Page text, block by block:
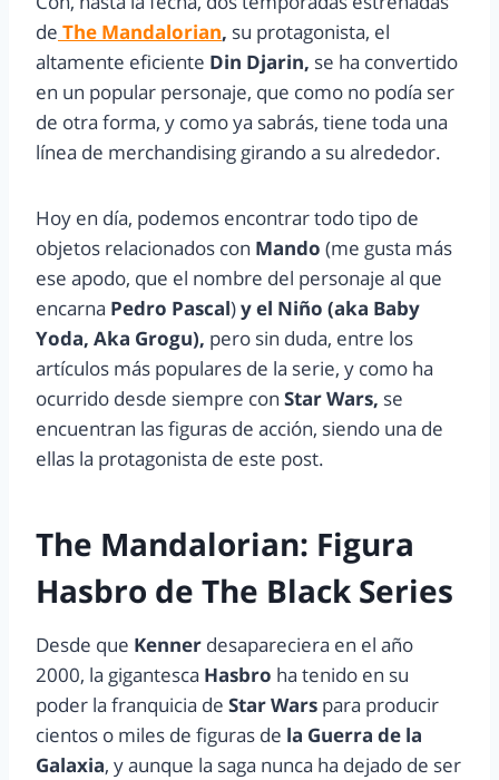
de The Mandalorian, su protagonista, el
altamente eficiente Din Djarin, se ha convertido
en un popular personaje, que como no podía ser
de otra forma, y como ya sabrás, tiene toda una
línea de merchandising girando a su alrededor.
Hoy en día, podemos encontrar todo tipo de
objetos relacionados con Mando (me gusta más
ese apodo, que el nombre del personaje al que
encarna Pedro Pascal)y el Niño (aka Baby
Yoda, Aka Grogu), pero sin duda, entre los
artículos más populares de la serie, y como ha
ocurrido desde siempre con Star Wars, se
encuentran las figuras de acción, siendo una de
ellas la protagonista de este post.
The Mandalorian: Figura
Hasbro de The Black Series
Desde que Kenner desapareciera en el año
2000, la gigantesca Hasbro ha tenido en su
poder la franquicia de Star Wars para producir
cientos o miles de figuras de la Guerra de la
Galaxia, y aunque la saga nunca ha dejado de ser